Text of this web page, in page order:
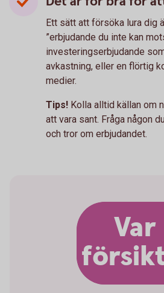
Ett sätt att försöka lura dig
”erbjudande du inte kan
investeringserbjudande
avkastning, eller en flörtig
medier.
Tips! Kolla alltid källan om
att vara sant. Fråga någon
och tror om erbjudandet.
Var